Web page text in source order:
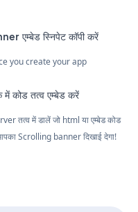
एम्बेड स्निपेट कॉपी करें
you create your app
कोड तत्व एम्बेड करें
तत्व में डालें जो html या एम्बेड कोड
Scrolling banner दिखाई देगा!